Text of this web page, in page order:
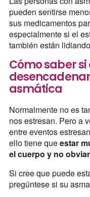
pueden sentirse
sus medicamentos
especialmente si el
también están
Cómo saber
asmática
Normalmente no es
nos estresan. Pero a
entre eventos
ello tiene queestar
el cuerpo y no
Si cree que puede
pregúntese si su